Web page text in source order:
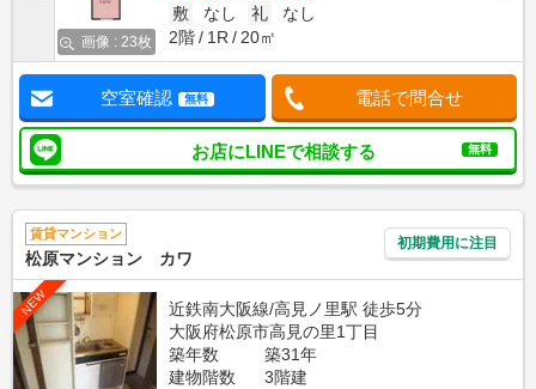
画像 : 23枚
敷
なし 礼
なし
2階
1R 20㎡
空室確認 無料 電話で問合せ
お店にLINEで相談する 無料
賃貸マンション
松原マンション カワ
初期費用に注目
NEW
近鉄南大阪線/高見ノ里駅 徒歩5分
大阪府松原市高見の里1丁目
築年数
築31年
建物階数
3階建